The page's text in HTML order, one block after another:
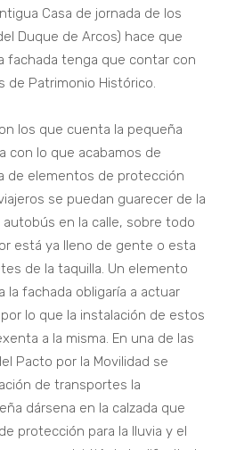
Casa de jornada de los
Duque de Arcos) hace que
fachada tenga que contar con
de Patrimonio Histórico.
los que cuenta la pequeña
con lo que acabamos de
de elementos de protección
se puedan guarecer de la
en la calle, sobre todo
está ya lleno de gente o esta
de la taquilla. Un elemento
la fachada obligaría a actuar
lo que la instalación de estos
a la misma. En una de las
Pacto por la Movilidad se
de transportes la
dársena en la calzada que
protección para la lluvia y el